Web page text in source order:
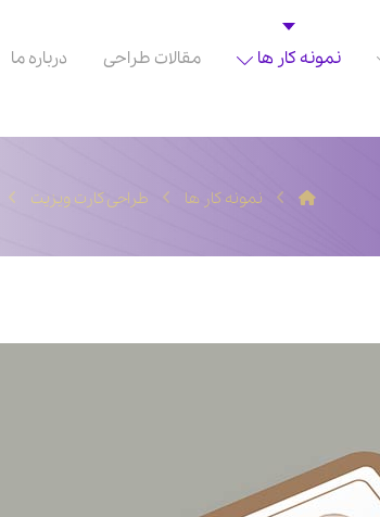
نمونه کار ها مقالات طراحی درباره ما
نمونه کار ها طراحی کارت ویزیت